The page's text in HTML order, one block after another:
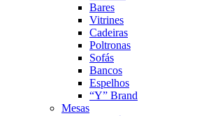
Bares
Vitrines
Cadeiras
Poltronas
Sofás
Bancos
Espelhos
“Y” Brand
Mesas